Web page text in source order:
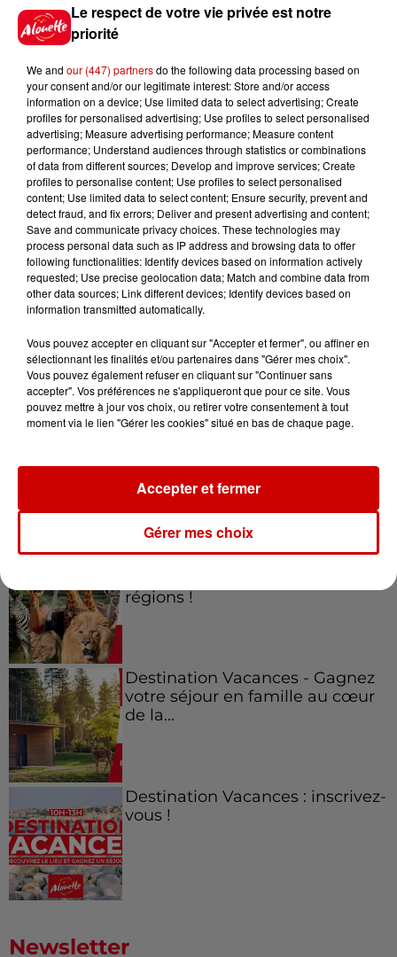
Incendies suspects en Deux-
8h49
Rennes : enquête ouverte après
un accident impliquant un
conducteur...
8 août 2026
Aide carburant pour les "grands
rouleurs" : le délai pour la...
Jeux Voir plus
à Coulon !
Le Duel - Gagnez vos entrées
régions !
Destination Vacances - Gagnez
votre séjour en famille au cœur
de la...
Destination Vacances : inscrivez-
vous !
Newsletter
Le respect de votre vie privée est notre
priorité
We and our (447) partnersdo the following data processing based on
your consent and/or our legitimate interest: Store and/or access
information on a device; Use limited data to select advertising; Create
profiles for personalised advertising; Use profiles to select personalised
advertising; Measure advertising performance; Measure content
performance; Understand audiences through statistics or combinations
of data from different sources; Develop and improve services; Create
profiles to personalise content; Use profiles to select personalised
content; Use limited data to select content; Ensure security, prevent and
detect fraud, and fix errors; Deliver and present advertising and content;
Save and communicate privacy choices. These technologies may
process personal data such as IP address and browsing data to offer
following functionalities: Identify devices based on information actively
requested; Use precise geolocation data; Match and combine data from
other data sources; Link different devices; Identify devices based on
information transmitted automatically.
Vous pouvez accepter en cliquant sur "Accepter et fermer", ou affiner en
sélectionnant les finalités et/ou partenaires dans "Gérer mes choix".
Vous pouvez également refuser en cliquant sur "Continuer sans
accepter". Vos préférences ne s'appliqueront que pour ce site. Vous
pouvez mettre à jour vos choix, ou retirer votre consentement à tout
moment via le lien "Gérer les cookies" situé en bas de chaque page.
Gérer mes choix
Accepter et fermer